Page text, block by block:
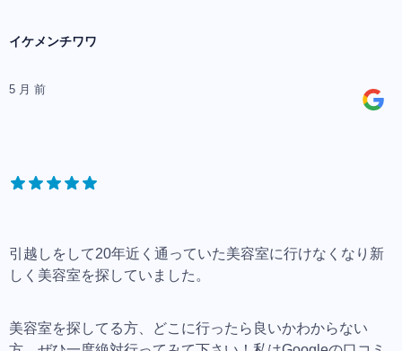
イケメンチワワ
5 月 前
引越しをして20年近く通っていた美容室に行けなくなり新
しく美容室を探していました。
美容室を探してる方、どこに行ったら良いかわからない